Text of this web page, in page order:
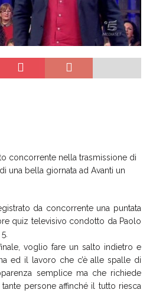
concorrente nella trasmissione di
una bella giornata ad Avanti un
da concorrente una puntata
quiz televisivo condotto da Paolo
voglio fare un salto indietro e
ed il lavoro che c’è alle spalle di
semplice ma che richiede
persone affinché il tutto riesca